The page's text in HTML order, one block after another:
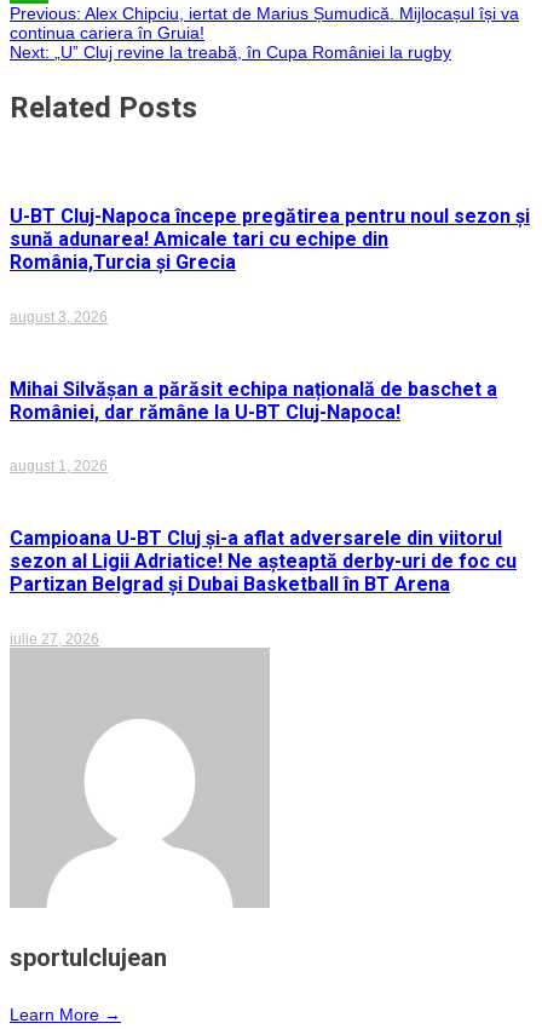
WhatsApp
Navigare
în
articole
Previous: Alex Chipciu, iertat de Marius Șumudică. Mijlocașul își va
continua cariera în Gruia!
Next:
„U” Cluj revine la treabă, în Cupa României la rugby
Related Posts
U-BT Cluj-Napoca începe pregătirea pentru noul sezon și
sună adunarea! Amicale tari cu echipe din
România,Turcia și Grecia
august 3, 2026
Mihai Silvășan a părăsit echipa națională de baschet a
României, dar rămâne la U-BT Cluj-Napoca!
august 1, 2026
Campioana U-BT Cluj și-a aflat adversarele din viitorul
sezon al Ligii Adriatice! Ne așteaptă derby-uri de foc cu
Partizan Belgrad și Dubai Basketball în BT Arena
iulie 27, 2026
sportulclujean
Learn More →